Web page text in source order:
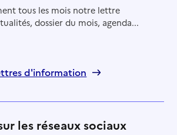
tous les mois notre lettre
dossier du mois, agenda...
d'information
les réseaux sociaux